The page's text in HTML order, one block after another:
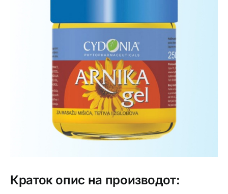
Лична хигиена
Медицински апрати
Нега на кожа
Краток опис на производот: